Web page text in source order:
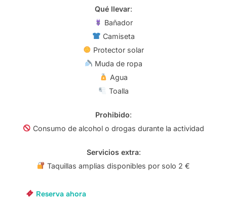
Qué llevar:
Bañador
Camiseta
Protector solar
Muda de ropa
Agua
Toalla
Prohibido:
Consumo de alcohol o drogas durante la actividad
Servicios extra:
Taquillas amplias disponibles por solo 2 €
Reserva ahora